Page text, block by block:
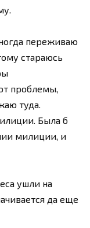
переживаю
стараюсь
проблемы,
туда.
Была б
милиции, и
ушли на
да еще